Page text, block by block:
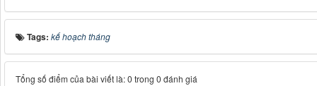
Tags: kế hoạch tháng
Tổng số điểm của bài viết là: 0 trong 0 đánh giá